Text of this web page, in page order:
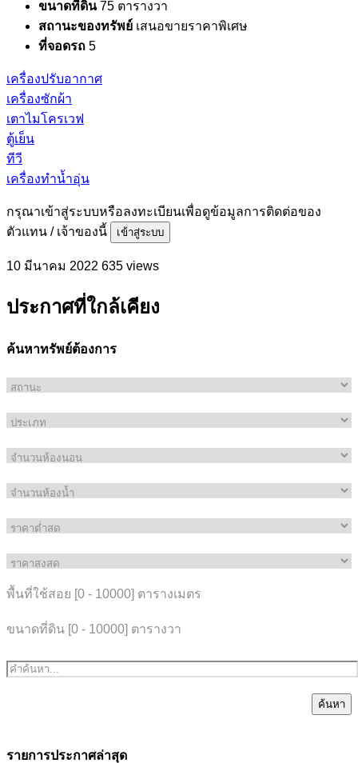
ขนาดที่ดิน 75 ตารางวา
สถานะของทรัพย์ เสนอขายราคาพิเศษ
ที่จอดรถ 5
เครื่องปรับอากาศ
เครื่องซักผ้า
เตาไมโครเวฟ
ตู้เย็น
ทีวี
เครื่องทำน้ำอุ่น
กรุณาเข้าสู่ระบบหรือลงทะเบียนเพื่อดูข้อมูลการติดต่อของ
ตัวแทน / เจ้าของนี้
เข้าสู่ระบบ
10 มีนาคม 2022 635 views
ประกาศที่ใกล้เคียง
ค้นหาทรัพย์ต้องการ
พื้นที่ใช้สอย [0 - 10000] ตารางเมตร
ขนาดที่ดิน [0 - 10000] ตารางวา
ค้นหา
รายการประกาศล่าสุด